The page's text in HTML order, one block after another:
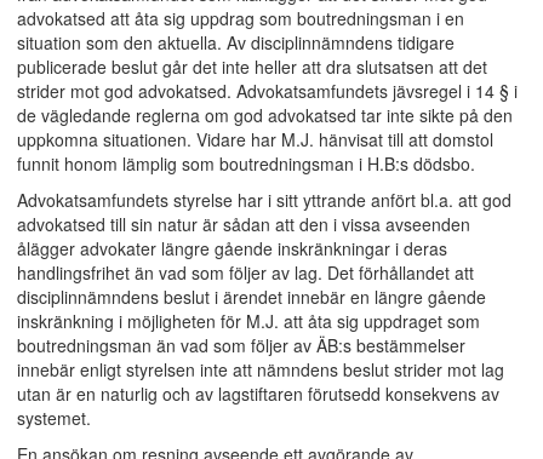
advokatsed att åta sig uppdrag som boutredningsman i en
situation som den aktuella. Av disciplinnämndens tidigare
publicerade beslut går det inte heller att dra slutsatsen att det
strider mot god advokatsed. Advokatsamfundets jävsregel i 14 § i
de vägledande reglerna om god advokatsed tar inte sikte på den
uppkomna situationen. Vidare har M.J. hänvisat till att domstol
funnit honom lämplig som boutredningsman i H.B:s dödsbo.
Advokatsamfundets styrelse har i sitt yttrande anfört bl.a. att god
advokatsed till sin natur är sådan att den i vissa avseenden
ålägger advokater längre gående inskränkningar i deras
handlingsfrihet än vad som följer av lag. Det förhållandet att
disciplinnämndens beslut i ärendet innebär en längre gående
inskränkning i möjligheten för M.J. att åta sig uppdraget som
boutredningsman än vad som följer av ÄB:s bestämmelser
innebär enligt styrelsen inte att nämndens beslut strider mot lag
utan är en naturlig och av lagstiftaren förutsedd konsekvens av
systemet.
En ansökan om resning avseende ett avgörande av